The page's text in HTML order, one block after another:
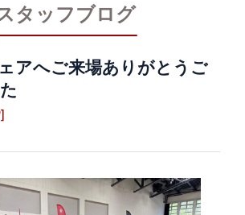
タッフブログ
アへご来場ありがとうご